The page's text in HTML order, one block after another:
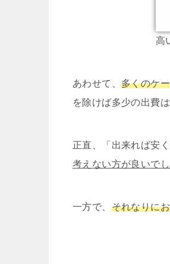
高
あわせて、 多くのケ
を除けば多少の出費
正直、「出来れば安
考えない方が良いでし
一方で、 それなりに